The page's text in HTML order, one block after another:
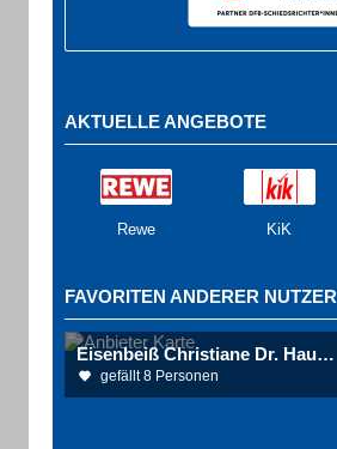
AKTUELLE ANGEBOTE
Rewe KiK
FAVORITEN ANDERER NUTZER
Eisenbeiß Christiane Dr. Hautarztpraxis
gefällt 8 Personen